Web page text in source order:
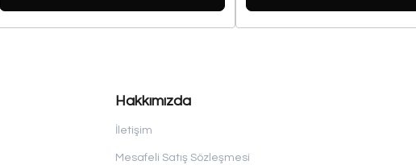
Hakkımızda
İletişim
Mesafeli Satış Sözleşmesi